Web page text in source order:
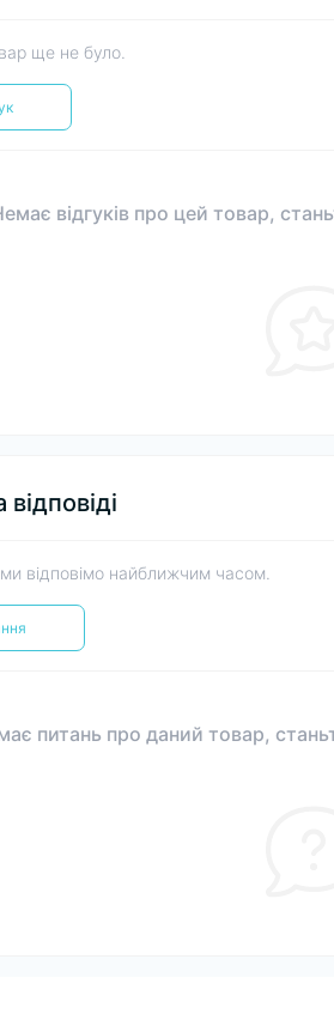
ще не було.
відгуків про цей товар,
відповімо найближчим часом.
питань про даний товар,